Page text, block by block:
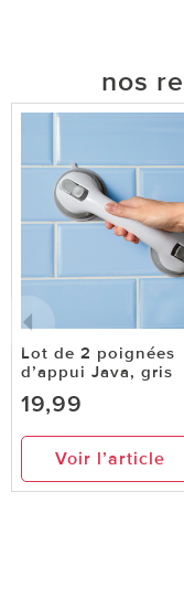
nos
Lot de 2 poignées
d’appui Java, gris
19,99
Voir l’article